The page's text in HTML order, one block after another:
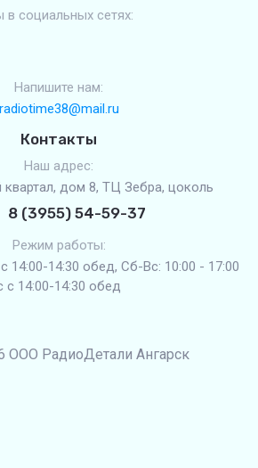
социальных сетях:
Напишите нам:
radiotime38@mail.ru
Контакты
Наш адрес:
квартал, дом 8, ТЦ Зебра, цоколь
8 (3955) 54-59-37
Режим работы:
14:00-14:30 обед, Сб-Вс: 10:00 - 17:00
с 14:00-14:30 обед
ООО РадиоДетали Ангарск